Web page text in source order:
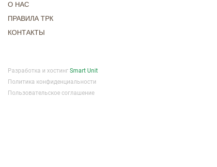
О НАС
ПРАВИЛА ТРК
КОНТАКТЫ
Разработка и хостинг Smart Unit
Политика конфиденциальности
Пользовательское соглашение